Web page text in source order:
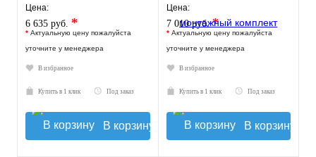
Цена:
6 635 руб. *
* Актуальную цену пожалуйста
уточните у менеджера
В избранное
Купить в 1 клик Под заказ
В корзину
Цена:
7 010 руб.*
* Актуальную цену пожалуйста
уточните у менеджера
В избранное
Купить в 1 клик Под заказ
В корзину